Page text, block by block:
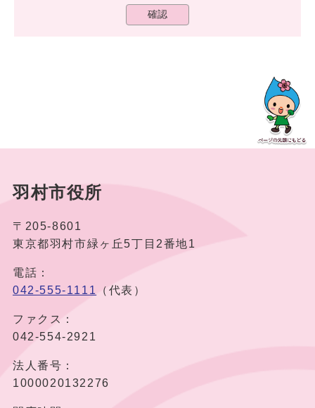
確認
羽村市役所
〒205-8601
東京都羽村市緑ヶ丘5丁目2番地1
電話：
042-555-1111
（代表）
ファクス：
042-554-2921
法人番号：
1000020132276